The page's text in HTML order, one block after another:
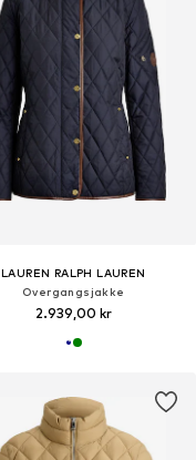
LAUREN RALPH LAUREN
Overgangsjakke
2.939,00 kr